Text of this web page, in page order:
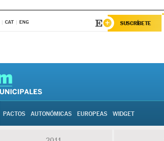
CAT ENG SUSCRÍBETE
PACTOS AUTONÓMICAS EUROPEAS WIDGET